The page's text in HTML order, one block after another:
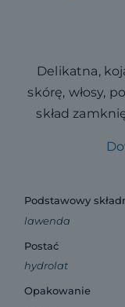
Delikatna,
skórę, włosy,
skład
Podstawowy
lawenda
Postać
hydrolat
Opakowanie